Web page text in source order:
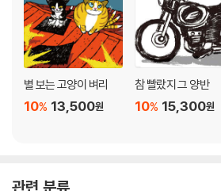
drawing #06 실습 예제 따라하기
01 맥주병과 맥주잔
02 커피잔과 케이크
03 로얄 알버트 잔 그려보기
04 몬스테라 그리기
05 정겨운 옛집 풍경 그리기
별 보는 고양이 벼리
13,500원
10%
참 빨랐지 그 양반
15,300원
10%
관련 분류